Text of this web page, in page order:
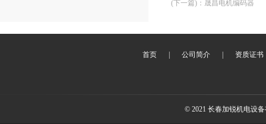
(下一篇) ： 晟昌电机编码器
首页 公司简介 资质证书
© 2021 长春加锐机电设